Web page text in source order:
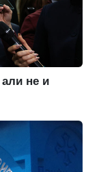
не и